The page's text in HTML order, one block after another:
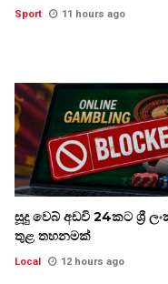
Sport 11 hours ago
සූදු වෙබ් අඩවි 24කට ශ්‍රී
තුළ තහනමක්
Local 12 hours ago